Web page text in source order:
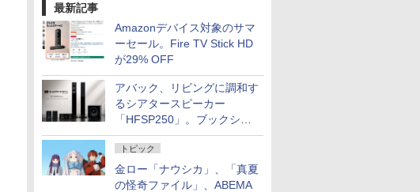
最新記事
Amazonデバイス対象のサマ
ーセール。Fire TV Stick HD
が29% OFF
アバック、リビングに調和す
るシアタースピーカー
「HFSP250」。ブックシェ
ルフはペア3万円以下
トピック
金ロー「ナウシカ」、「真夏
の怪奇ファイル」、ABEMA